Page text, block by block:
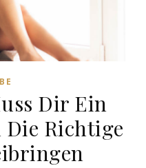
Dir Ein
Die Richtige